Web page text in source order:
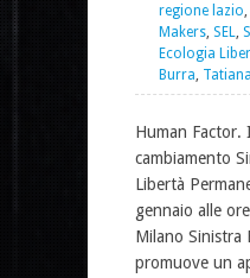
regione lazio,
Makers, SEL,
Ecologia
Burra,
Human Factor.
cambiamento
Libertà
gennaio alle
Milano Sinistra
promuove un